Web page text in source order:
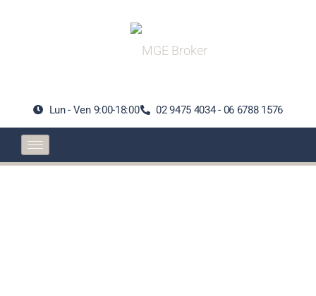
Lun - Ven 9:00-18:00 02 9475 4034 - 06 6788 1576